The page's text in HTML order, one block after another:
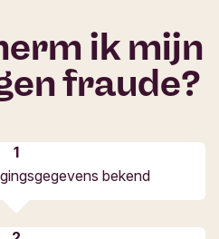
ik mijn
fraude?
bekend